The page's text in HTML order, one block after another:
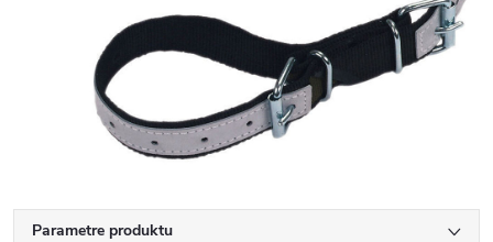
Parametre produktu